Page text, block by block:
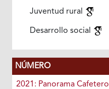
Juventud rural
Desarrollo social
NÚMERO
2021: Panorama Cafetero